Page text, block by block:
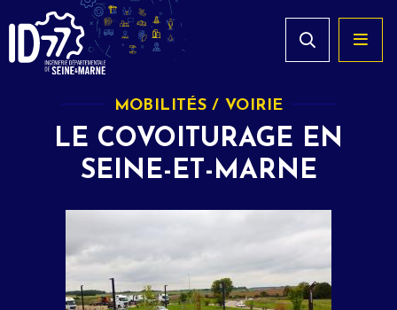
MOBILITÉS / VOIRIE
LE COVOITURAGE EN
SEINE-ET-MARNE